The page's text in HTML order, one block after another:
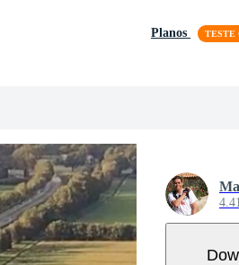
Planos